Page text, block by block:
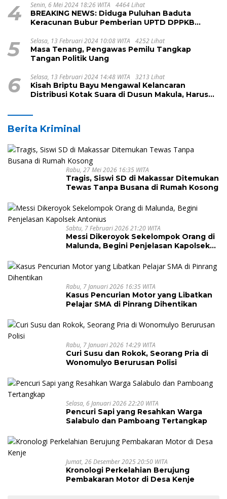
4 Senin, 6 Mei 2024 18:26 WITA 4464 Lihat
BREAKING NEWS: Diduga Puluhan Baduta
Keracunan Bubur Pemberian UPTD DPPKB
5 Selasa, 13 Februari 2024 10:08 WITA 4252 Lihat
Masa Tenang, Pengawas Pemilu Tangkap
Tangan Politik Uang
6 Selasa, 13 Februari 2024 14:48 WITA 3213 Lihat
Kisah Briptu Bayu Mengawal Kelancaran
Distribusi Kotak Suara di Dusun Makula, Harus
Berita Kriminal
Rabu, 27 Mei 2026 16:35 WITA
Tragis, Siswi SD di Makassar Ditemukan
Tewas Tanpa Busana di Rumah Kosong
Sabtu, 7 Februari 2026 21:20 WITA
Messi Dikeroyok Sekelompok Orang di
Malunda, Begini Penjelasan Kapolsek
Rabu, 7 Januari 2026 16:35 WITA
Kasus Pencurian Motor yang Libatkan
Pelajar SMA di Pinrang Dihentikan
Rabu, 7 Januari 2026 14:29 WITA
Curi Susu dan Rokok, Seorang Pria di
Wonomulyo Berurusan Polisi
Selasa, 6 Januari 2026 22:20 WITA
Pencuri Sapi yang Resahkan Warga
Salabulo dan Pamboang Tertangkap
Jumat, 26 Desember 2025 20:50 WITA
Kronologi Perkelahian Berujung
Pembakaran Motor di Desa Kenje